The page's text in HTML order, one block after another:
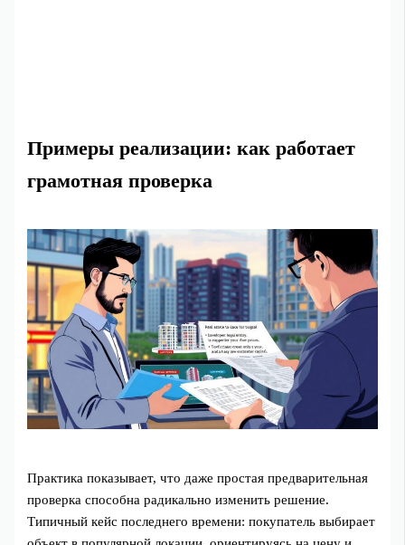
Примеры реализации: как работает
грамотная проверка
Практика показывает, что даже простая предварительная
проверка способна радикально изменить решение.
Типичный кейс последнего времени: покупатель выбирает